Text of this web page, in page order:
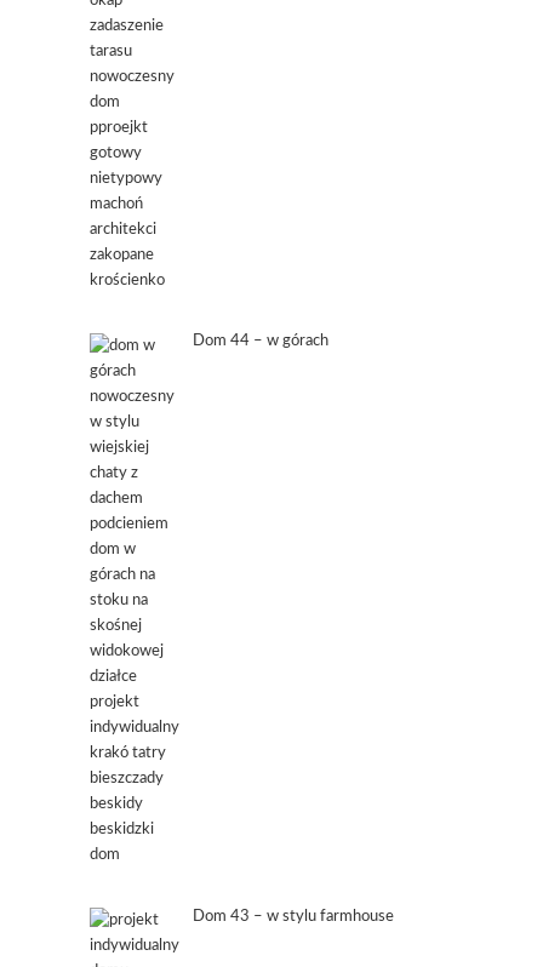
Dom 44 – w górach
Dom 43 – w stylu farmhouse